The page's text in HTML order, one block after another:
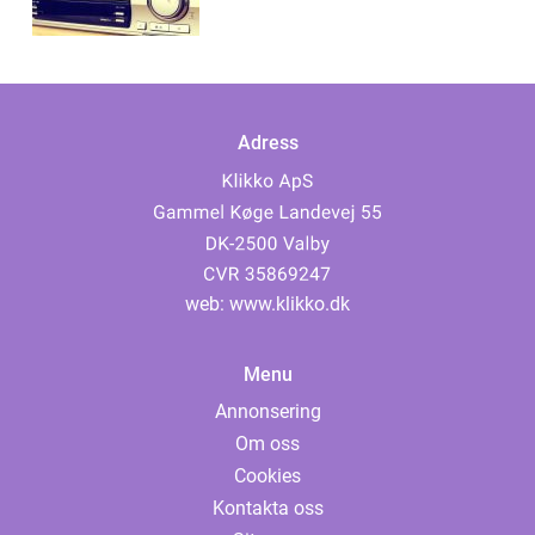
Adress
web: www.klikko.dk
Menu
Annonsering
Om oss
Cookies
Kontakta oss